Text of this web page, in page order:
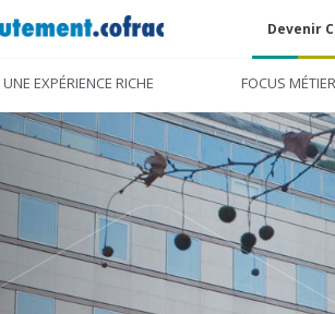
Devenir
UNE EXPÉRIENCE RICHE FOCUS